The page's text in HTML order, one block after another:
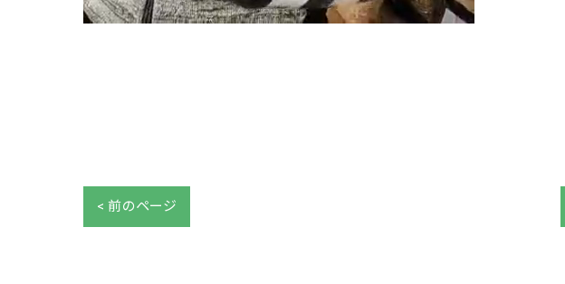
< 前のページ